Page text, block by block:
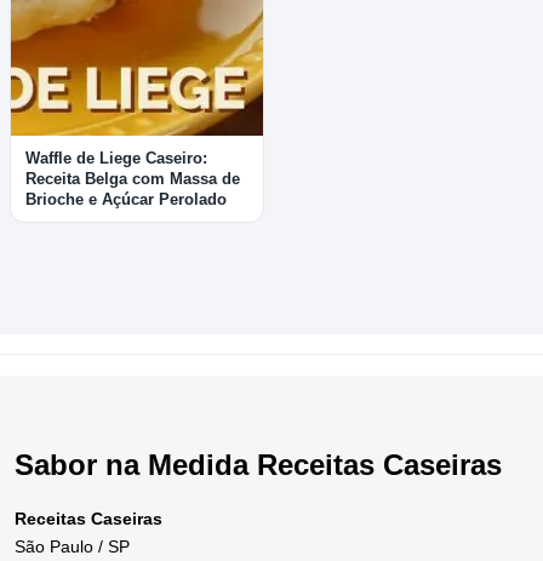
Waffle de Liege Caseiro:
Receita Belga com Massa de
Brioche e Açúcar Perolado
Sabor na Medida Receitas Caseiras
Receitas Caseiras
São Paulo / SP